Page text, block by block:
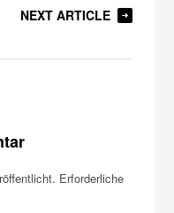
NEXT ARTICLE
Erforderliche